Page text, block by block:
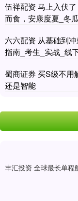
伍祥配资 马上入伏
而食，安康度夏_冬
六六配资 从基础到
指南_考生_实战_线
蜀商证券 买S级不用
还是智能
丰汇投资 全球最长单程